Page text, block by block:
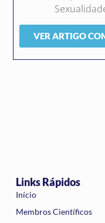
VER ARTIGO
Links Rápidos
Início
Membros Científicos